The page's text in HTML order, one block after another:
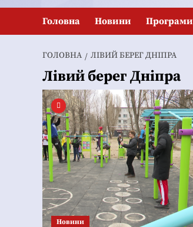
Головна Новини Програми
ГОЛОВНА ЛІВИЙ БЕРЕГ ДНІПРА
Лівий берег Дніпра
Новини